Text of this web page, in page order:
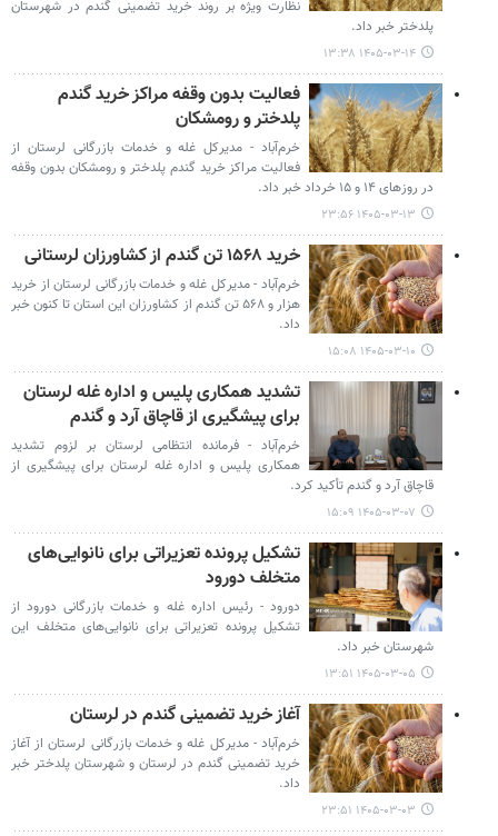
نظارت ویژه بر روند خرید تضمینی گندم در شهرستان
پلدختر خبر داد.
۱۴۰۵-۰۳-۱۴ ۱۳:۳۸
فعالیت بدون وقفه مراکز خرید گندم
پلدختر و رومشکان
خرم‌آباد - مدیرکل غله و خدمات بازرگانی لرستان از
فعالیت مراکز خرید گندم پلدختر و رومشکان بدون وقفه
در روزهای ۱۴ و ۱۵ خرداد خبر داد.
۱۴۰۵-۰۳-۱۳ ۲۳:۵۶
خرید ۱۵۶۸ تن گندم از کشاورزان لرستانی
خرم‌آباد - مدیرکل غله و خدمات بازرگانی لرستان از خرید
هزار و ۵۶۸ تن گندم از کشاورزان این استان تا کنون خبر
داد.
۱۴۰۵-۰۳-۱۰ ۱۵:۰۸
تشدید همکاری پلیس و اداره غله لرستان
برای پیشگیری از قاچاق آرد و گندم
خرم‌آباد - فرمانده انتظامی لرستان بر لزوم تشدید
همکاری پلیس و اداره غله لرستان برای پیشگیری از
قاچاق آرد و گندم تأکید کرد.
۱۴۰۵-۰۳-۰۷ ۱۵:۰۹
تشکیل پرونده تعزیراتی برای نانوایی‌های
متخلف دورود
دورود - رئیس اداره غله و خدمات بازرگانی دورود از
تشکیل پرونده تعزیراتی برای نانوایی‌های متخلف این
شهرستان خبر داد.
۱۴۰۵-۰۳-۰۵ ۱۳:۵۱
آغاز خرید تضمینی گندم در لرستان
خرم‌آباد - مدیرکل غله و خدمات بازرگانی لرستان از آغاز
خرید تضمینی گندم در لرستان و شهرستان پلدختر خبر
داد.
۱۴۰۵-۰۳-۰۳ ۲۳:۵۱